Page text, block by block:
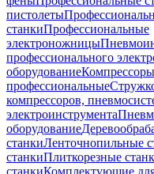
пистолеты
станкиПрофессиональные
электроножницы
профессионального
оборудованиеКомпрессоры
профессиональные
компрессоров,
электроинструмента
оборудование
станкиЛенточнопильные
станкиПлиткорезные
станкиКомплектующие